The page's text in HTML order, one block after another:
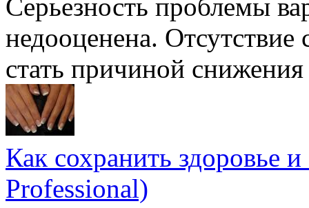
Серьезность проблемы
недооценена.
стать причиной
Как сохранить здоровье
Professional)